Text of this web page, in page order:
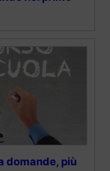
domande, più